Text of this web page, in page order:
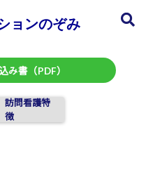
ョンのぞみ
み書（PDF）
訪問看護特
徴